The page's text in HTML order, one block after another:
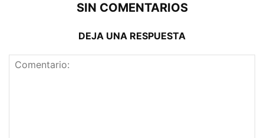
SIN COMENTARIOS
DEJA UNA RESPUESTA